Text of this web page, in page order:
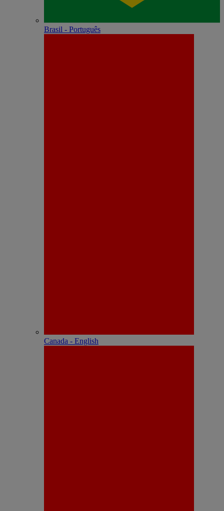
Brasil - Português
Canada - English